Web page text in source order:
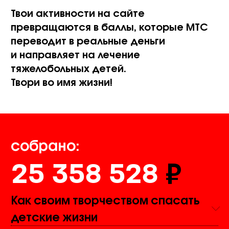
Твои активности на сайте
превращаются в баллы, которые МТС
переводит в реальные деньги
и направляет на лечение
тяжелобольных детей.
Твори во имя жизни!
Арина Балданова 24719
собрано:
25 358 528 ₽
Как своим творчеством спасать
детские жизни